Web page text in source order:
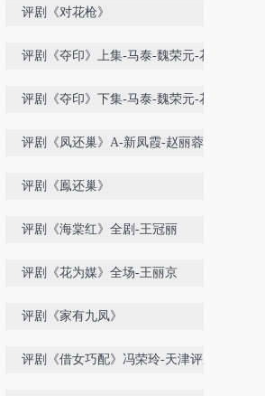
评剧《对花枪》
评剧《夺印》上集-马泰-魏荣元-花
评剧《夺印》下集-马泰-魏荣元-花
评剧《凤还巢》A-新凤霞-赵丽蓉
评剧《鳯还巢》
评剧《海棠红》全剧-王冠丽
评剧《花为媒》全场-王丽京
评剧《家有九凤》
评剧《借女巧配》冯荣玲-天津评剧